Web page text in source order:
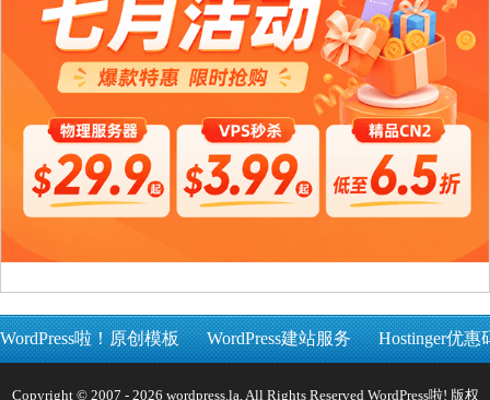
WordPress啦！原创模板 WordPress建站服务 Hostinger优惠
Copyright © 2007 - 2026 wordpress.la, All Rights Reserved WordPress啦! 版权